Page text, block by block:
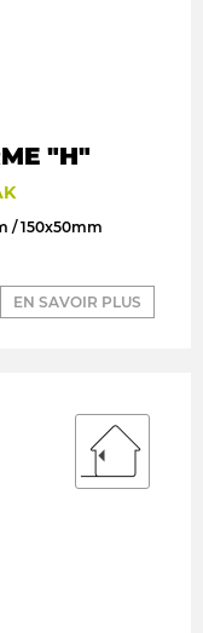
"H"
/ 150x50mm
EN SAVOIR PLUS